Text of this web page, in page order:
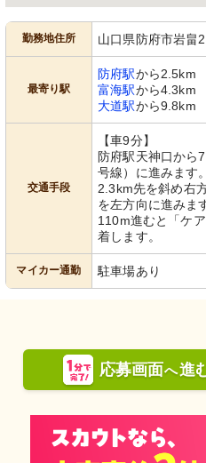
勤務地住所 山口県防府市岩畠
最寄り駅
防府駅から2.5km
富海駅から4.3km
大道駅から9.8km
交通手段
【車9分】
防府駅天神口から
号線）に進みます。
2.3km先を斜め右
を左方向に進みま
110m進むと「ケ
着します。
マイカー通勤 駐車場あり
応募画面へ進